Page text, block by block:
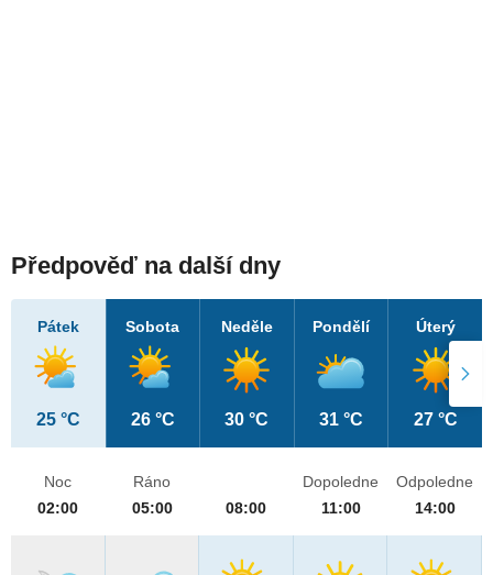
Předpověď na další dny
Pátek
25 °C
Sobota
26 °C
Neděle
30 °C
Pondělí
31 °C
Úterý
27 °C
Noc
02:00
Ráno
05:00
08:00
Dopoledne
11:00
Odpoledne
14:00